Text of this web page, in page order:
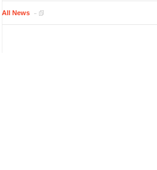
All News